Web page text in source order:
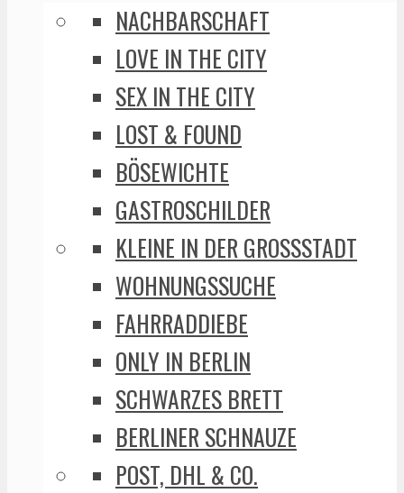
NACHBARSCHAFT
LOVE IN THE CITY
SEX IN THE CITY
LOST & FOUND
BÖSEWICHTE
GASTROSCHILDER
KLEINE IN DER GROSSSTADT
WOHNUNGSSUCHE
FAHRRADDIEBE
ONLY IN BERLIN
SCHWARZES BRETT
BERLINER SCHNAUZE
POST, DHL & CO.